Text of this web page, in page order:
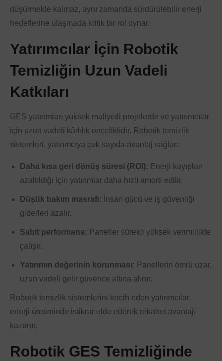
düşürmekle kalmaz, aynı zamanda sürdürülebilir enerji
hedeflerine ulaşmada kritik bir rol oynar.
Yatırımcılar İçin Robotik
Temizliğin Uzun Vadeli
Katkıları
GES yatırımları yüksek maliyetli projelerdir ve yatırımcılar
için uzun vadeli kârlılık önceliklidir. Robotik temizlik
sistemleri, yatırımcıya çok sayıda avantaj sağlar:
Daha kısa geri dönüş süresi (ROI): Enerji kayıpları
azaltıldığı için yatırımlar daha hızlı amorti edilir.
Düşük bakım masrafı: İnsan gücü ve iş güvenliği
giderleri azalır.
Sabit performans: Paneller sürekli yüksek verimlilikte
çalışır.
Yatırımın değerinin korunması: Panellerin ömrü uzar,
uzun vadeli gelir güvence altına alınır.
Robotik temizlik sistemlerini tercih eden yatırımcılar,
enerji üretiminde istikrar elde ederek rekabet avantajı
kazanır.
Robotik GES Temizliğinde